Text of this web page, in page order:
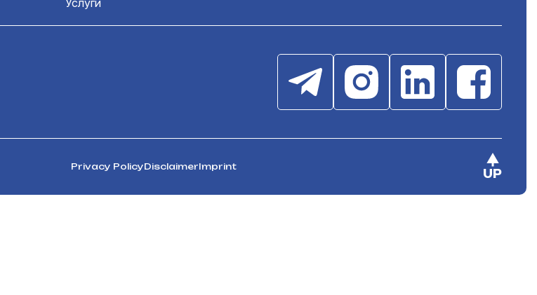
Услуги
Privacy PolicyDisclaimerImprint
UP